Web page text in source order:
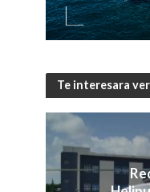
Te interesara ver